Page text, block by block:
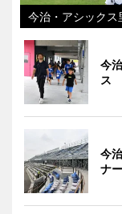
今治・アシック
今
ス
今
ナ